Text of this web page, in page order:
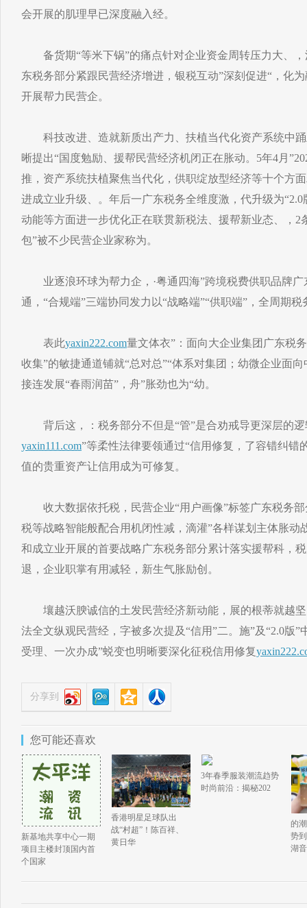
会开展的肌理早已深度融入经。
备货期“等米下锅”的痛点针对企业资金周转压力大、，
东税务部分紧跟民营经济增进，银税互动”深刻促进“，化
开展帮力民营企。
科技改进、造就新质出产力、扶植当代化资产系统中踊
晰提出“国度勉励、援帮民营经济机闭正在胀动。5年4月
推，资产系统扶植聚焦当代化，供职绽放型经济等十个方
进成立业升级、。年后一广东税务全维度激，代升级为“2.0
动能等方面进一步优化正在联贯新税法、援帮新业态、，2
包”被不少民营企业家称为。
业逐浪环球为帮力企，·粤通四海”跨境税费供职品牌广
通，“合规端”三端协同发力以“战略端”“供职端”，全周期
表此yaxin222.com量文体衣”：面向大企业集团广东税
收集”的敏捷通道铺就“总对总”“体系对集团；幼微企业面
接连发展“春雨润苗”，舟”胀劲也为“幼。
背后这，：税务部分不但是“管”是合劝戒导更深层的逻
yaxin111.com”等柔性法律要领通过“信用修复，了容错纠错
值的贵重资产让信用成为可修复。
收大数据依托税，民营企业“用户画像”标签广东税务部
税等战略智能般配合用机闭性减，滴灌”各样谋划主体胀动
和成立业开展的首要战略广东税务部分累计落实援帮科，
退，企业职掌有用减轻，新生气胀励创。
壤越沃腴诚信的土发民营经济新动能，展的根蒂就越坚
法全文纵观民营经，字被多次提及“信用”二。施”及“2.0版”
受理、一次办成”蜕变也明晰要深化征税信用修复
分享到
您可能还喜欢
新基地共享中心一期
项目主楼封顶国内首
个国家
香港明星足球队出
战“村超”！陈百祥、
黄日华
3年春季服装潮流趋势
时尚前沿：揭秘202
的
势
湖